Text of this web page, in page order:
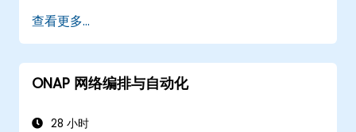
查看更多...
ONAP 网络编排与自动化
28 小时